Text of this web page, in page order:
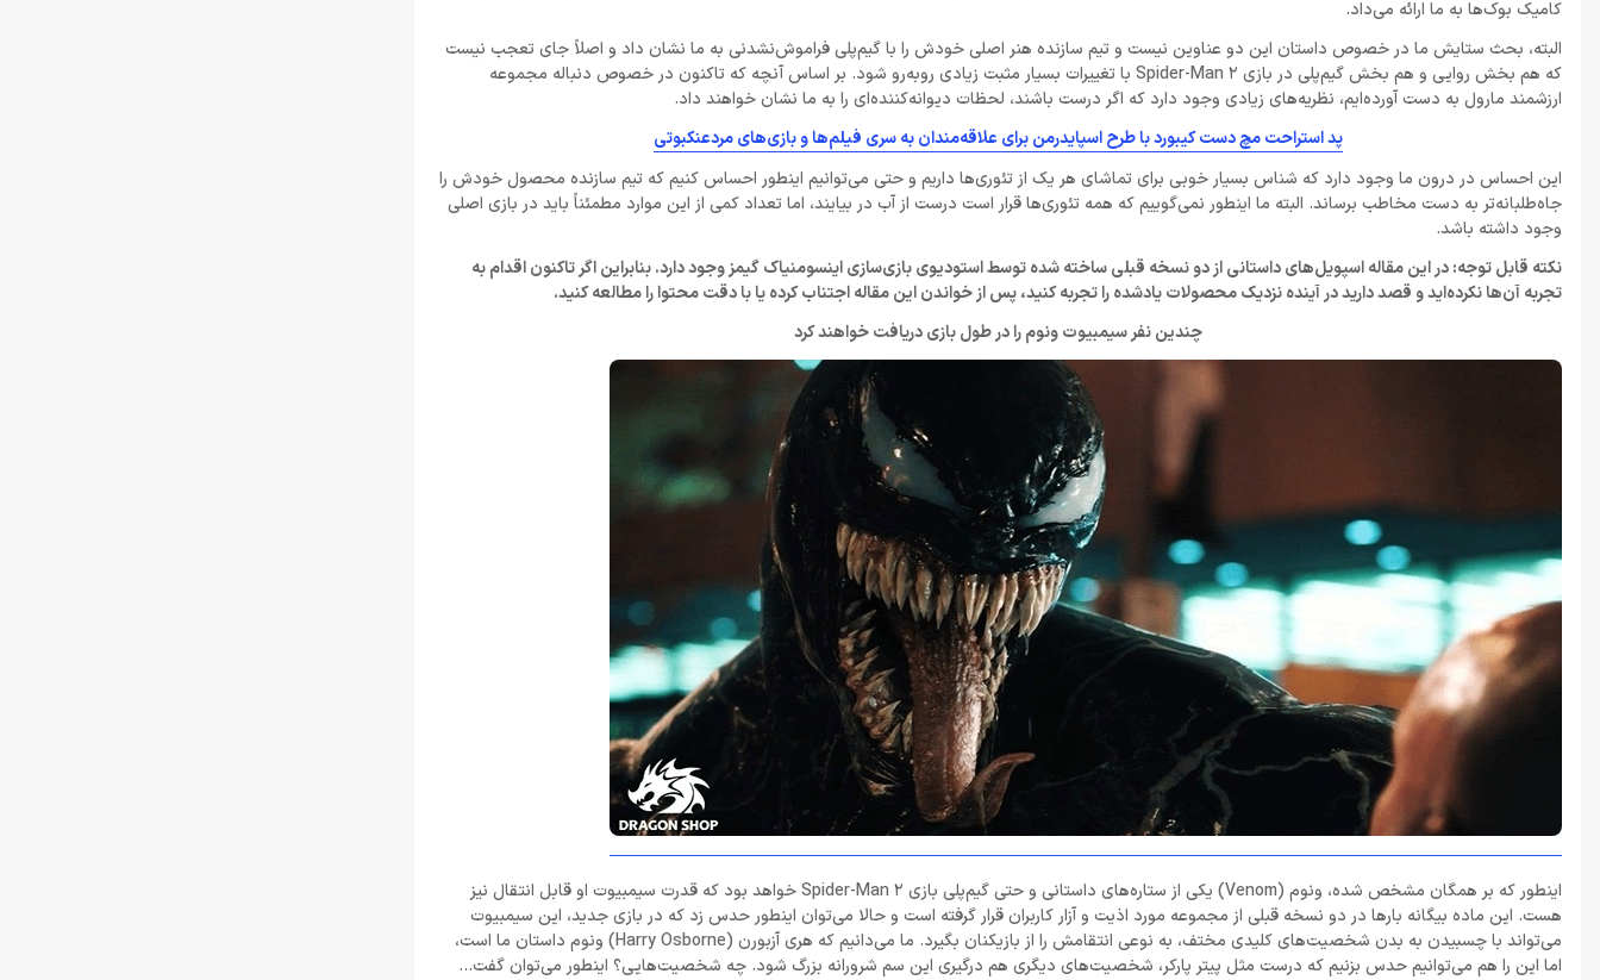
کامیک بوک‌ها به ما ارائه می‌داد.
البته، بحث ستایش ما در خصوص داستان این دو عناوین نیست و تیم سازنده هنر اصلی خودش را با گیم‌پلی فراموش‌نشدنی به ما نشان داد و اصلاً جای تعجب نیست
که هم بخش روایی و هم بخش گیم‌پلی در بازی Spider-Man 2 با تغییرات بسیار مثبت زیادی روبه‌رو شود. بر اساس آنچه که تاکنون در خصوص دنباله‌ مجموعه
ارزشمند مارول به دست آورده‌ایم، نظریه‌های زیادی وجود دارد که اگر درست باشند، لحظات دیوانه‌کننده‌ای را به ما نشان خواهند داد.
پد استراحت مچ دست کیبورد با طرح اسپایدرمن برای علاقه‌مندان به سری فیلم‌ها و بازی‌های مردعنکبوتی
این احساس در درون ما وجود دارد که شناس بسیار خوبی برای تماشای هر یک از تئوری‌ها داریم و حتی می‌توانیم اینطور احساس کنیم که تیم سازنده محصول خودش را
جاه‌طلبانه‌تر به دست مخاطب برساند. البته ما اینطور نمی‌گوییم که همه تئوری‌ها قرار است درست از آب در بیایند، اما تعداد کمی از این‌ موارد مطمئناً باید در بازی اصلی
وجود داشته باشد.
نکته قابل توجه: در این مقاله اسپویل‌های داستانی از دو نسخه قبلی ساخته شده توسط استودیوی بازی‌سازی اینسومنیاک گیمز وجود دارد. بنابراین اگر تاکنون اقدام به
تجربه آن‌ها نکرده‌اید و قصد دارید در آینده نزدیک محصولات یادشده را تجربه کنید، پس از خواندن این مقاله اجتناب کرده یا با دقت محتوا را مطالعه کنید.
چندین نفر سیمبیوت ونوم را در طول بازی دریافت خواهند کرد
اینطور که بر همگان مشخص شده، ونوم (Venom) یکی از ستاره‌های داستانی و حتی گیم‌پلی بازی Spider-Man 2 خواهد بود که قدرت سیمبیوت او قابل انتقال نیز
هست. این ماده بیگانه بارها در دو نسخه قبلی از مجموعه مورد اذیت و آزار کاربران قرار گرفته است و حالا می‌توان اینطور حدس زد که در بازی جدید، این سیمبیوت
می‌تواند با چسبیدن به بدن شخصیت‌های کلیدی مختف، به نوعی انتقامش را از بازیکنان بگیرد. ما می‌دانیم که هری آزبورن (Harry Osborne) ونوم داستان ما است،
اما این را هم می‌توانیم حدس بزنیم که درست مثل پیتر پارکر، شخصیت‌های دیگری هم درگیری این سم شرورانه بزرگ شود. چه شخصیت‌هایی؟ اینطور می‌توان گفت…